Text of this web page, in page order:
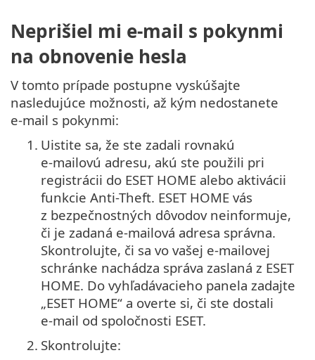
Neprišiel mi e‑mail s pokynmi
na obnovenie hesla
V tomto prípade postupne vyskúšajte
nasledujúce možnosti, až kým nedostanete
e‑mail s pokynmi:
1. Uistite sa, že ste zadali rovnakú
e‑mailovú adresu, akú ste použili pri
registrácii do ESET HOME alebo aktivácii
funkcie Anti-Theft. ESET HOME vás
z bezpečnostných dôvodov neinformuje,
či je zadaná e‑mailová adresa správna.
Skontrolujte, či sa vo vašej e‑mailovej
schránke nachádza správa zaslaná z ESET
HOME. Do vyhľadávacieho panela zadajte
„ESET HOME“ a overte si, či ste dostali
e‑mail od spoločnosti ESET.
2. Skontrolujte: